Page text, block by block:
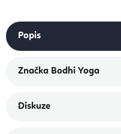
Popis
Značka Bodhi Yoga
Diskuze